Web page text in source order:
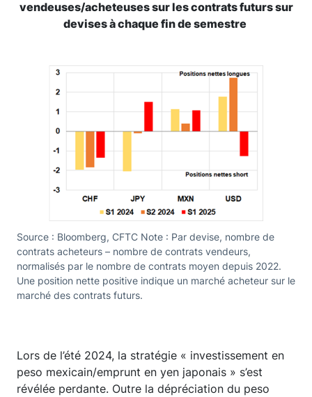
vendeuses/acheteuses sur les contrats futurs sur
devises à chaque fin de semestre
Source : Bloomberg, CFTC Note : Par devise, nombre de
contrats acheteurs – nombre de contrats vendeurs,
normalisés par le nombre de contrats moyen depuis 2022.
Une position nette positive indique un marché acheteur sur le
marché des contrats futurs.
Lors de l’été 2024, la stratégie « investissement en
peso mexicain/emprunt en yen japonais » s’est
révélée perdante. Outre la dépréciation du peso